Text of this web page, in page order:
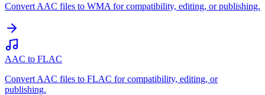
Convert AAC files to WMA for compatibility, editing, or publishing.
AAC to FLAC
Convert AAC files to FLAC for compatibility, editing, or
publishing.